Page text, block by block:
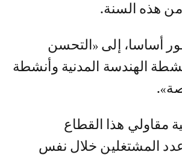
من هذه السنة.
أساسا، إلى «التحسن
الهندسة المدنية وأنشطة
مقاولي هذا القطاع
المشتغلين خلال نفس